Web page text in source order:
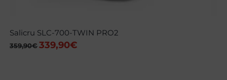
Salicru SLC-700-TWIN PRO2
359,90€ El
precio
339,90€